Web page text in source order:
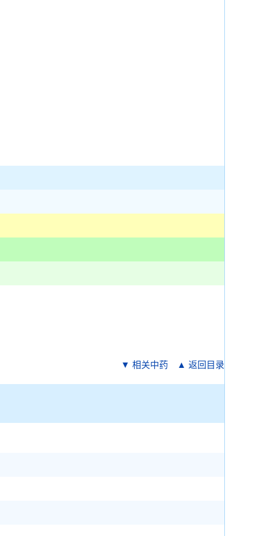
▼ 相关中药 ▲ 返回目录